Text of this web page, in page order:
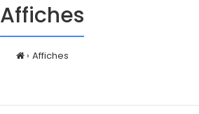
Affiches
Affiches